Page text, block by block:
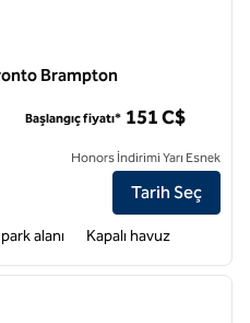
Brampton
için otel ayrıntılarını
Başlangıç fiyatı* 151 C$
Honors İndirimi Yarı Esnek
Tarih Seç
alanı Kapalı havuz